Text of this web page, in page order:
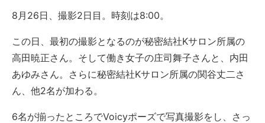
8月26日、撮影2日目。時刻は8:00。
この日、最初の撮影となるのが秘密結社Kサロン所属の
高田暁正さん。そして働き女子の庄司舞子さんと、内田
あゆみさん。さらに秘密結社Kサロン所属の関谷丈二さ
ん、他2名が加わる。
6名が揃ったところでVoicyポーズで写真撮影をし、さっ